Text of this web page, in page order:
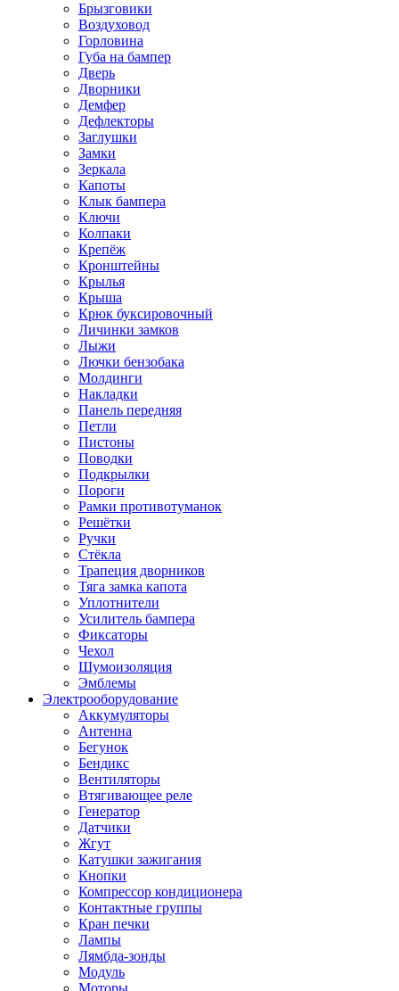
Брызговики
Воздуховод
Горловина
Губа на бампер
Дверь
Дворники
Демфер
Дефлекторы
Заглушки
Замки
Зеркала
Капоты
Клык бампера
Ключи
Колпаки
Крепёж
Кронштейны
Крылья
Крыша
Крюк буксировочный
Личинки замков
Лыжи
Лючки бензобака
Молдинги
Накладки
Панель передняя
Петли
Пистоны
Поводки
Подкрылки
Пороги
Рамки противотуманок
Решётки
Ручки
Стёкла
Трапеция дворников
Тяга замка капота
Уплотнители
Усилитель бампера
Фиксаторы
Чехол
Шумоизоляция
Эмблемы
Электрооборудование
Аккумуляторы
Антенна
Бегунок
Бендикс
Вентиляторы
Втягивающее реле
Генератор
Датчики
Жгут
Катушки зажигания
Кнопки
Компрессор кондиционера
Контактные группы
Кран печки
Лампы
Лямбда-зонды
Модуль